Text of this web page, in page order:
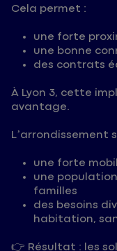
Cela permet :
une forte
une bonne
des contrats
À Lyon 3, cette
avantage.
L’arrondissement
une forte
une
familles
des besoins
habitation,
👉 Résultat : les